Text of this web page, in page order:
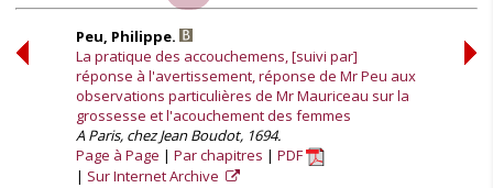
Peu, Philippe.
La pratique des accouchemens, [suivi par]
réponse à l'avertissement, réponse de Mr Peu aux
observations particulières de Mr Mauriceau sur la
grossesse et l'acouchement des femmes
A Paris, chez Jean Boudot, 1694.
Page à Page
Par chapitres
PDF
Sur Internet Archive